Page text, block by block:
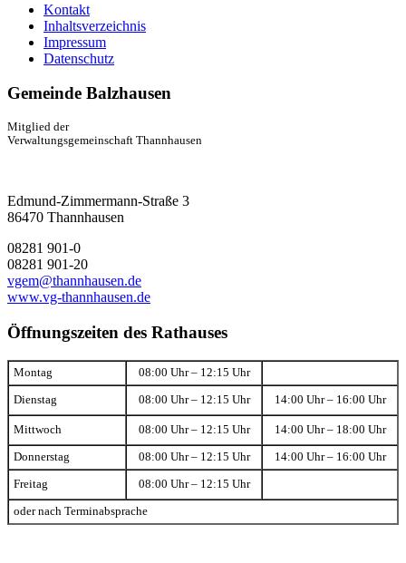
Kontakt
Inhaltsverzeichnis
Impressum
Datenschutz
Gemeinde Balzhausen
Mitglied der
Verwaltungsgemeinschaft Thannhausen
Edmund-Zimmermann-Straße 3
86470 Thannhausen
08281 901-0
08281 901-20
vgem@thannhausen.de
www.vg-thannhausen.de
Öffnungszeiten des Rathauses
Montag 08:00 Uhr – 12:15 Uhr
Dienstag 08:00 Uhr – 12:15 Uhr 14:00 Uhr – 16:00 Uhr
Mittwoch 08:00 Uhr – 12:15 Uhr 14:00 Uhr – 18:00 Uhr
Donnerstag 08:00 Uhr – 12:15 Uhr 14:00 Uhr – 16:00 Uhr
Freitag 08:00 Uhr – 12:15 Uhr
oder nach Terminabsprache